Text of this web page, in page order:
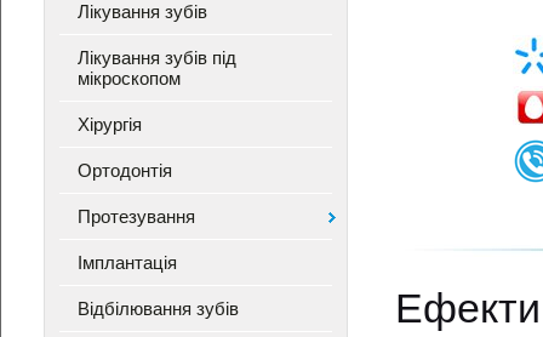
Лікування зубів
Лікування зубів під
мікроскопом
Хірургія
Ортодонтія
Протезування
Імплантація
Відбілювання зубів